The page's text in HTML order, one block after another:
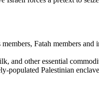
Fatah members
and other essential
populated Palestinian